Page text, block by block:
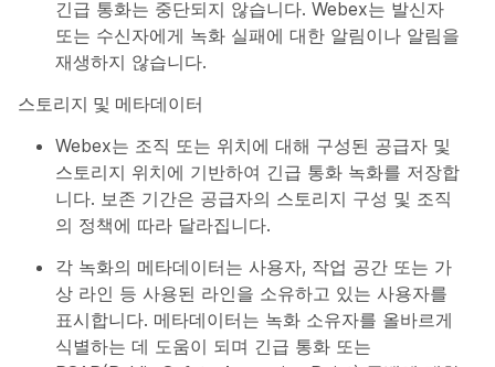
긴급 통화는 중단되지 않습니다. Webex는 발신자
또는 수신자에게 녹화 실패에 대한 알림이나 알림을
재생하지 않습니다.
스토리지 및 메타데이터
Webex는 조직 또는 위치에 대해 구성된 공급자 및
스토리지 위치에 기반하여 긴급 통화 녹화를 저장합
니다. 보존 기간은 공급자의 스토리지 구성 및 조직
의 정책에 따라 달라집니다.
각 녹화의 메타데이터는 사용자, 작업 공간 또는 가
상 라인 등 사용된 라인을 소유하고 있는 사용자를
표시합니다. 메타데이터는 녹화 소유자를 올바르게
식별하는 데 도움이 되며 긴급 통화 또는